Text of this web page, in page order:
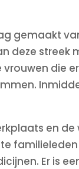
gemaakt
deze streek
die
en
Er is